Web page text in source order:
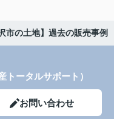
沢市の土地】過去の販売事例
トータルサポート）
お問い合わせ